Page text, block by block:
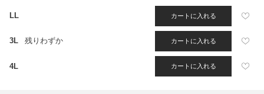
LL カートに入れる
3L 残りわずか カートに入れる
4L カートに入れる